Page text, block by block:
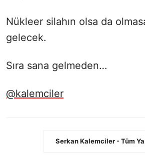
Nükleer silahın olsa da
gelecek.
Sıra sana gelmeden…
@kalemciler
Serkan Kalemciler - Tüm